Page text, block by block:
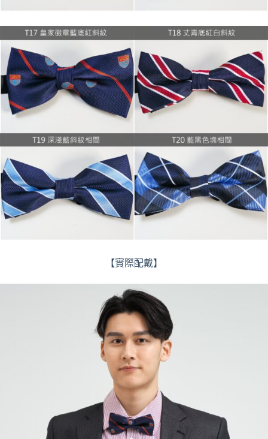
【實際配戴】